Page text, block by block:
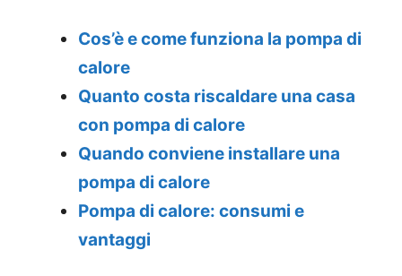
Cos’è e come funziona la pompa di
calore
Quanto costa riscaldare una casa
con pompa di calore
Quando conviene installare una
pompa di calore
Pompa di calore: consumi e
vantaggi